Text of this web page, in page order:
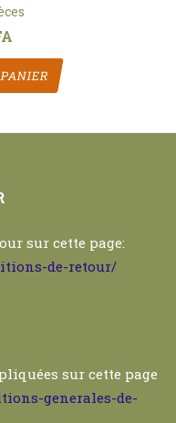
sur cette page:
de-retour/
sur cette page
generales-de-